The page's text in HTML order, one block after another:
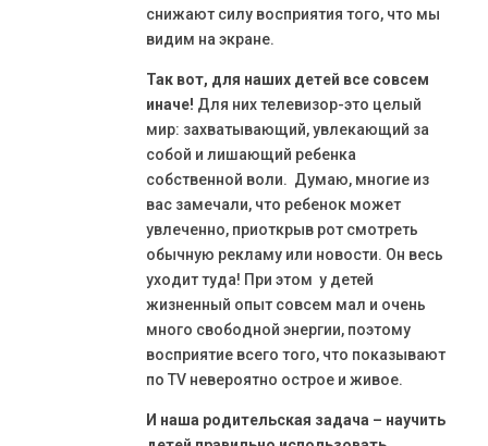
снижают силу восприятия того, что мы
видим на экране.
Так вот, для наших детей все совсем
иначе! Для них телевизор-это целый
мир: захватывающий, увлекающий за
собой и лишающий ребенка
собственной воли. Думаю, многие из
вас замечали, что ребенок может
увлеченно, приоткрыв рот смотреть
обычную рекламу или новости. Он весь
уходит туда! При этом у детей
жизненный опыт совсем мал и очень
много свободной энергии, поэтому
восприятие всего того, что показывают
по TV невероятно острое и живое.
И наша родительская задача – научить